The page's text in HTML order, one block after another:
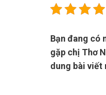
Bạn đang có
gặp chị Thơ
dung bài viết